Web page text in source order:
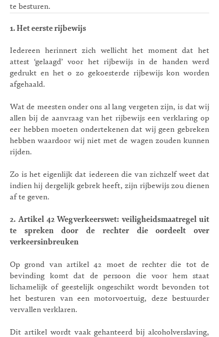
te besturen.
1.Het eerste rijbewijs
Iedereen herinnert zich wellicht het moment dat het
attest ‘gelaagd’ voor het rijbewijs in de handen werd
gedrukt en het o zo gekoesterde rijbewijs kon worden
afgehaald.
Wat de meesten onder ons al lang vergeten zijn, is dat wij
allen bij de aanvraag van het rijbewijs een verklaring op
eer hebben moeten ondertekenen dat wij geen gebreken
hebben waardoor wij niet met de wagen zouden kunnen
rijden.
Zo is het eigenlijk dat iedereen die van zichzelf weet dat
indien hij dergelijk gebrek heeft, zijn rijbewijs zou dienen
af te geven.
2. Artikel 42 Wegverkeerswet: veiligheidsmaatregel uit
te spreken door de rechter die oordeelt over
verkeersinbreuken
Op grond van artikel 42 moet de rechter die tot de
bevinding komt dat de persoon die voor hem staat
lichamelijk of geestelijk ongeschikt wordt bevonden tot
het besturen van een motorvoertuig, deze bestuurder
vervallen verklaren.
Dit artikel wordt vaak gehanteerd bij alcoholverslaving,